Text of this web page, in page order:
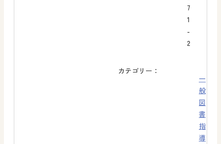
7
1
-
2
カテゴリー：
一
般
図
書
指
導